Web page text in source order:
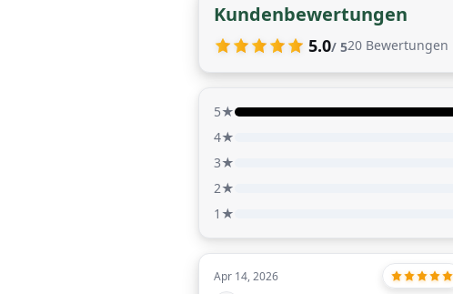
Kundenbewertungen
5.0/ 520 Bewertungen
5★
4★
3★
2★
1★
Apr 14, 2026